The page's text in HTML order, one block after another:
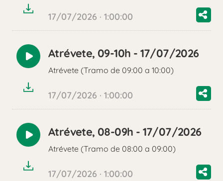
17/07/2026 · 1:00:00
Reproducir
audio
Atrévete, 09-10h - 17/07/2026
Atrévete (Tramo de 09:00 a 10:00)
17/07/2026 · 1:00:00
Reproducir
audio
Atrévete, 08-09h - 17/07/2026
Atrévete (Tramo de 08:00 a 09:00)
17/07/2026 · 1:00:00